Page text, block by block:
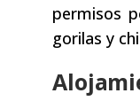
permisos
gorilas y